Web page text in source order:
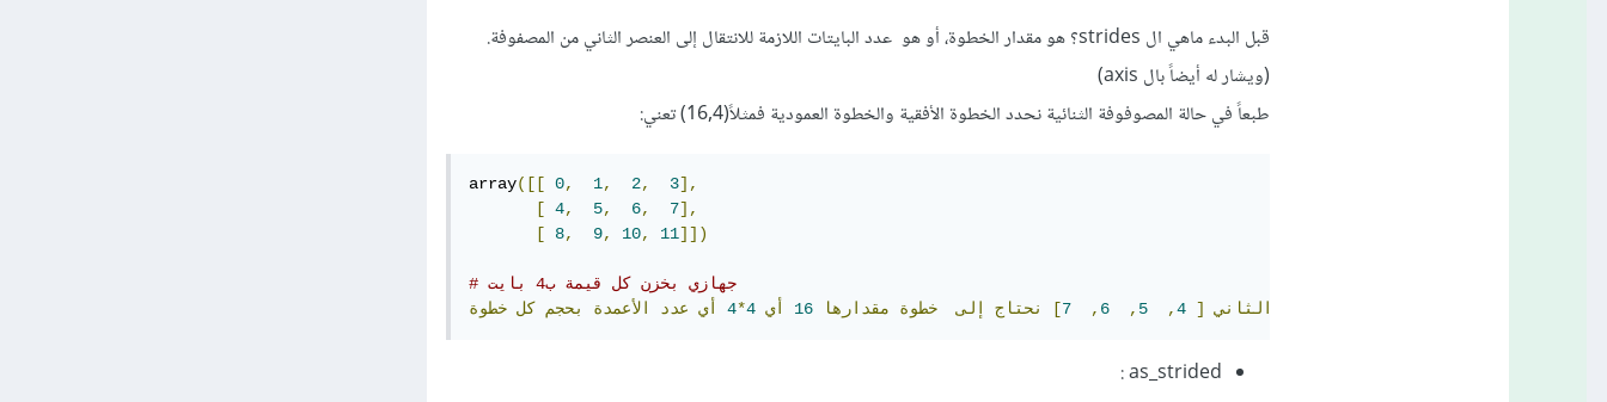
قبل البدء ماهي ال strides؟ هو مقدار الخطوة، أو هو عدد البايتات اللازمة للانتقال إلى العنصر الثاني من المصفوفة.
(ويشار له أيضاً بال axis)
طبعاً في حالة المصوفوفة الثنائية نحدد الخطوة الأفقية والخطوة العمودية فمثلاً(16,4) تعني:
array([[ 0, 1, 2, 3],
[ 4, 5, 6, 7],
[
8, 9, 10, 11]])
# جهازي بخزن كل قيمة ب4 بايت
الثاني [
4
,
5
,
6
,
7
] نحتاج إلى خطوة مقدارها 16 أي 4
*
4 أي عدد الأعمدة بحجم كل خطوة
as_strided :